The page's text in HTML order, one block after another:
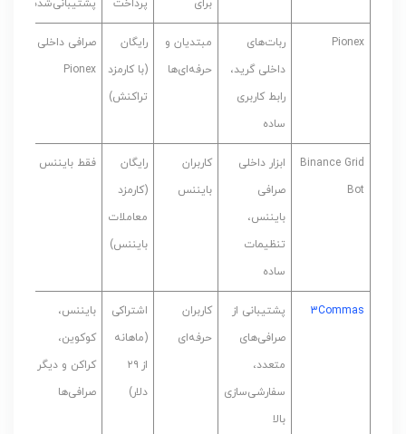
برای پرداخت پشتیبانی‌شده
Pionex
ربات‌های
داخلی گرید،
رابط کاربری
ساده
مبتدیان و
حرفه‌ای‌ها
رایگان
(با کارمزد
تراکنش)
صرافی داخلی
Pionex
Binance Grid
Bot
ابزار داخلی
صرافی
بایننس،
تنظیمات
ساده
کاربران
بایننس
رایگان
(کارمزد
معاملات
بایننس)
فقط بایننس
3Commas
پشتیبانی از
صرافی‌های
متعدد،
سفارشی‌سازی
بالا
کاربران
حرفه‌ای
اشتراکی
(ماهانه
از ۲۹
دلار)
بایننس،
کوکوین،
کراکن و دیگر
صرافی‌ها